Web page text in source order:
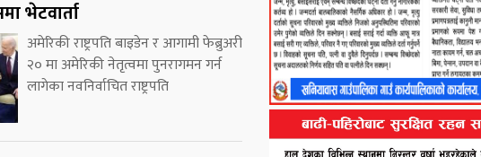
भेटवार्ता
अमेरिकी राष्ट्रपति बाइडेन र आगामी फेब्रुअरी
२० मा अमेरिकी नेतृत्वमा पुनरागमन गर्न
लागेका नवनिर्वाचित राष्ट्रपति